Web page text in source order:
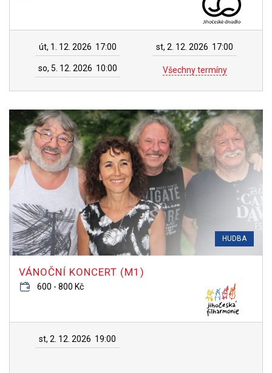
út, 1. 12. 2026 17:00 st, 2. 12. 2026 17:00
so, 5. 12. 2026 10:00 Všechny termíny
HUDBA
VÁNOČNÍ KONCERT (M1)
600 - 800 Kč
st, 2. 12. 2026 19:00